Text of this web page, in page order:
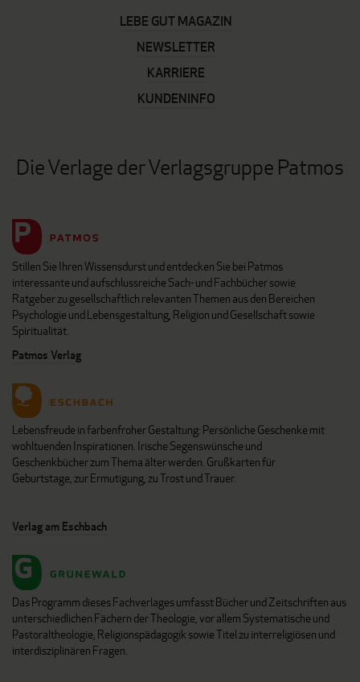
LEBE GUT MAGAZIN
NEWSLETTER
KARRIERE
KUNDENINFO
Die Verlage der Verlagsgruppe Patmos
Stillen Sie Ihren Wissensdurst und entdecken Sie bei Patmos
interessante und aufschlussreiche Sach- und Fachbücher sowie
Ratgeber zu gesellschaftlich relevanten Themen aus den Bereichen
Psychologie und Lebensgestaltung, Religion und Gesellschaft sowie
Spiritualität.
Patmos Verlag
Lebensfreude in farbenfroher Gestaltung: Persönliche Geschenke mit
wohltuenden Inspirationen. Irische Segenswünsche und
Geschenkbücher zum Thema älter werden. Grußkarten für
Geburtstage, zur Ermutigung, zu Trost und Trauer.
Verlag am Eschbach
Das Programm dieses Fachverlages umfasst Bücher und Zeitschriften aus
unterschiedlichen Fächern der Theologie, vor allem Systematische und
Pastoraltheologie, Religionspädagogik sowie Titel zu interreligiösen und
interdisziplinären Fragen.